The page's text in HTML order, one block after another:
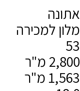
אתונה
מלון למכירה